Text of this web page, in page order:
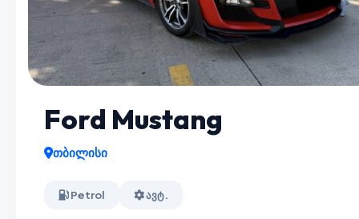
Ford Mustang
თბილისი
Petrol ავტ.